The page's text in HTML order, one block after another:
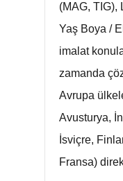
(MAG, TIG),
Yaş Boya /
imalat
zamanda
Avrupa
Avusturya,
İsviçre,
Fransa)